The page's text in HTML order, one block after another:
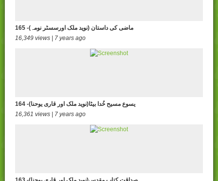
165 -ماضی کی داستان (نوید ملک اورسسٹر نومہ)
16,349 views | 7 years ago
164 -یسوع مسیح خُدا بیٹا(نوید ملک اور قاری یوحنا)
16,361 views | 7 years ago